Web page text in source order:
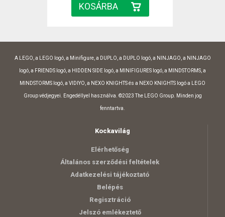
A LEGO, a LEGO logó, a Minifigure, a DUPLO, a DUPLO logó, a NINJAGO, a NINJAGO
logó, a FRIENDS logó, a HIDDEN SIDE logó, a MINIFIGURES logó, a MINDSTORMS, a
MINDSTORMS logó, a VIDIYO, a NEXO KNIGHTS és a NEXO KNIGHTS logó a LEGO
Group védjegyei. Engedéllyel használva. ©2023 The LEGO Group. Minden jog
fenntartva.
Kockavilág
Elérhetőség
Általános szerződési feltételek
Adatkezelési tájékoztató
Belépés
Regisztráció
Jelszó emlékeztető